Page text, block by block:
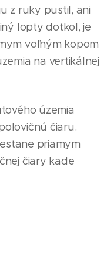
z ruky pustil, ani
lopty dotkol, je
voľným kopom
ia na vertikálnej
územia
čiaru.
priamym
čiary kade